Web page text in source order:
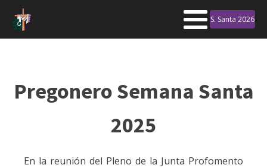
S. Santa 2026
Pregonero Semana Santa
2025
En la reunión del Pleno de la Junta Profomento